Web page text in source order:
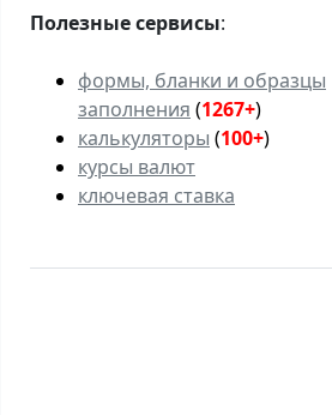
Полезные сервисы:
формы, бланки и образцы
заполнения (1267+)
калькуляторы (100+)
курсы валют
ключевая ставка